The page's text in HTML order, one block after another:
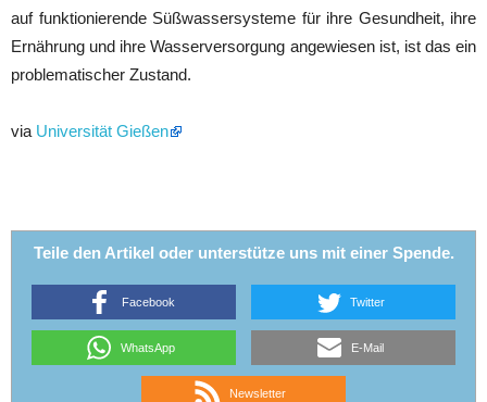
auf funktionierende Süßwassersysteme für ihre Gesundheit, ihre
Ernährung und ihre Wasserversorgung angewiesen ist, ist das ein
problematischer Zustand.
via Universität Gießen
Teile den Artikel oder unterstütze uns mit einer Spende.
Facebook Twitter
WhatsApp E-Mail
Newsletter